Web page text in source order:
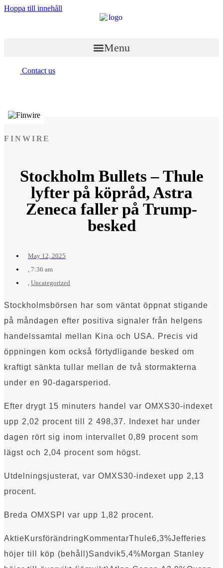
Hoppa till innehåll
Menu
Contact us
FINWIRE
Stockholm Bullets – Thule
lyfter på köpråd, Astra
Zeneca faller på Trump-
besked
May 12, 2025
, 7:36 am
, Uncategorized
Stockholmsbörsen har som väntat öppnat stigande
på måndagen efter positiva signaler från helgens
handelssamtal mellan Kina och USA. Precis vid
öppningen kom också förtydligande besked om
kraftigt sänkta tullar mellan de två stormakterna
under en 90-dagarsperiod.
Efter drygt 15 minuters handel var OMXS30-indexet
upp 2,02 procent till 2 498,37. Indexet har under
dagen rört sig inom intervallet 0,89 procent som
lägst och 2,04 procent som högst.
Utdelningsjusterat, var OMXS30-indexet upp 2,13
procent.
Breda OMXSPI var upp 1,82 procent.
AktieKursförändringKommentarThule6,3%Jefferies
höjer till köp (behåll)Sandvik5,4%Morgan Stanley